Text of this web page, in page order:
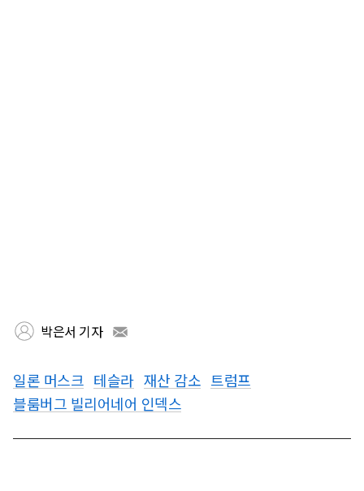
박은서 기자
일론 머스크 테슬라 재산 감소 트럼프
블룸버그 빌리어네어 인덱스